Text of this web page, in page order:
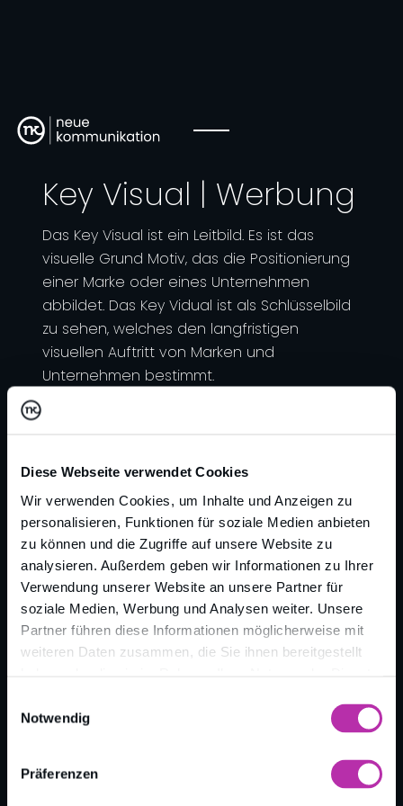
Diese Webseite verwendet Cookies
Wir verwenden Cookies, um Inhalte und Anzeigen zu
personalisieren, Funktionen für soziale Medien anbieten
zu können und die Zugriffe auf unsere Website zu
analysieren. Außerdem geben wir Informationen zu Ihrer
Verwendung unserer Website an unsere Partner für
soziale Medien, Werbung und Analysen weiter. Unsere
Partner führen diese Informationen möglicherweise mit
weiteren Daten zusammen, die Sie ihnen bereitgestellt
Notwendig
Präferenzen
Zurück zur Übersicht
Key Visual | Werbung
Das Key Visual ist ein Leitbild. Es ist das
visuelle Grund Motiv, das die Positionierung
einer Marke oder eines Unternehmen
abbildet. Das Key Vidual ist als Schlüsselbild
zu sehen, welches den langfristigen
visuellen Auftritt von Marken und
Unternehmen bestimmt.